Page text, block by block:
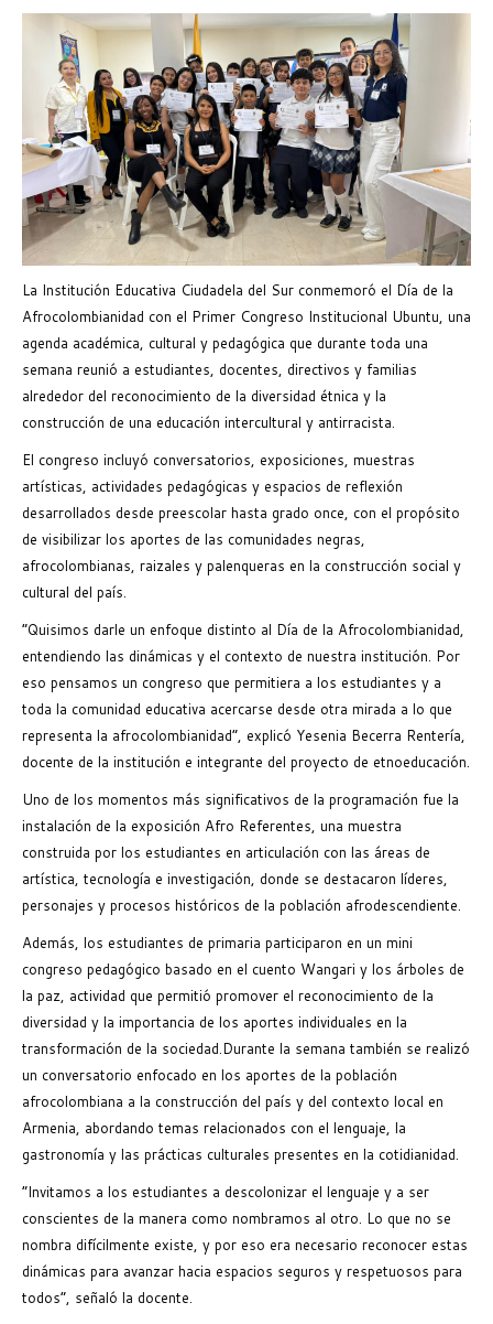
La Institución Educativa Ciudadela del Sur conmemoró el Día de la
Afrocolombianidad con el Primer Congreso Institucional Ubuntu, una
agenda académica, cultural y pedagógica que durante toda una
semana reunió a estudiantes, docentes, directivos y familias
alrededor del reconocimiento de la diversidad étnica y la
construcción de una educación intercultural y antirracista.
El congreso incluyó conversatorios, exposiciones, muestras
artísticas, actividades pedagógicas y espacios de reflexión
desarrollados desde preescolar hasta grado once, con el propósito
de visibilizar los aportes de las comunidades negras,
afrocolombianas, raizales y palenqueras en la construcción social y
cultural del país.
“Quisimos darle un enfoque distinto al Día de la Afrocolombianidad,
entendiendo las dinámicas y el contexto de nuestra institución. Por
eso pensamos un congreso que permitiera a los estudiantes y a
toda la comunidad educativa acercarse desde otra mirada a lo que
representa la afrocolombianidad”, explicó Yesenia Becerra Rentería,
docente de la institución e integrante del proyecto de etnoeducación.
Uno de los momentos más significativos de la programación fue la
instalación de la exposición Afro Referentes, una muestra
construida por los estudiantes en articulación con las áreas de
artística, tecnología e investigación, donde se destacaron líderes,
personajes y procesos históricos de la población afrodescendiente.
Además, los estudiantes de primaria participaron en un mini
congreso pedagógico basado en el cuento Wangari y los árboles de
la paz, actividad que permitió promover el reconocimiento de la
diversidad y la importancia de los aportes individuales en la
transformación de la sociedad.Durante la semana también se realizó
un conversatorio enfocado en los aportes de la población
afrocolombiana a la construcción del país y del contexto local en
Armenia, abordando temas relacionados con el lenguaje, la
gastronomía y las prácticas culturales presentes en la cotidianidad.
“Invitamos a los estudiantes a descolonizar el lenguaje y a ser
conscientes de la manera como nombramos al otro. Lo que no se
nombra difícilmente existe, y por eso era necesario reconocer estas
dinámicas para avanzar hacia espacios seguros y respetuosos para
todos”, señaló la docente.